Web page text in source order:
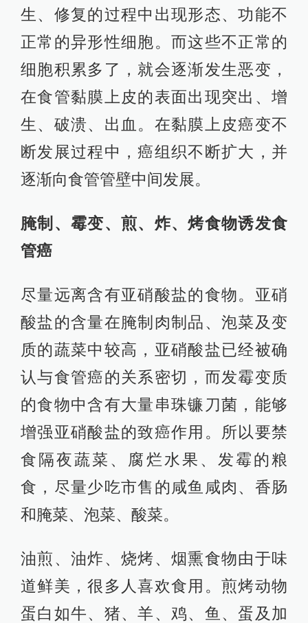
生、修复的过程中出现形态、功能不
正常的异形性细胞。而这些不正常的
细胞积累多了，就会逐渐发生恶变，
在食管黏膜上皮的表面出现突出、增
生、破溃、出血。在黏膜上皮癌变不
断发展过程中，癌组织不断扩大，并
逐渐向食管管壁中间发展。
腌制、霉变、煎、炸、烤食物诱发食
管癌
尽量远离含有亚硝酸盐的食物。亚硝
酸盐的含量在腌制肉制品、泡菜及变
质的蔬菜中较高，亚硝酸盐已经被确
认与食管癌的关系密切，而发霉变质
的食物中含有大量串珠镰刀菌，能够
增强亚硝酸盐的致癌作用。所以要禁
食隔夜蔬菜、腐烂水果、发霉的粮
食，尽量少吃市售的咸鱼咸肉、香肠
和腌菜、泡菜、酸菜。
油煎、油炸、烧烤、烟熏食物由于味
道鲜美，很多人喜欢食用。煎烤动物
蛋白如牛、猪、羊、鸡、鱼、蛋及加